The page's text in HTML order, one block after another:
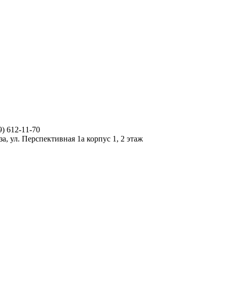
612-11-70
ул. Перспективная 1а корпус 1, 2 этаж